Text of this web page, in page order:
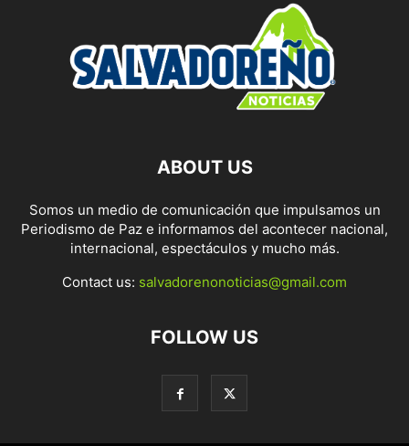
ABOUT US
Somos un medio de comunicación que impulsamos un
Periodismo de Paz e informamos del acontecer nacional,
internacional, espectáculos y mucho más.
Contact us: salvadorenonoticias@gmail.com
FOLLOW US